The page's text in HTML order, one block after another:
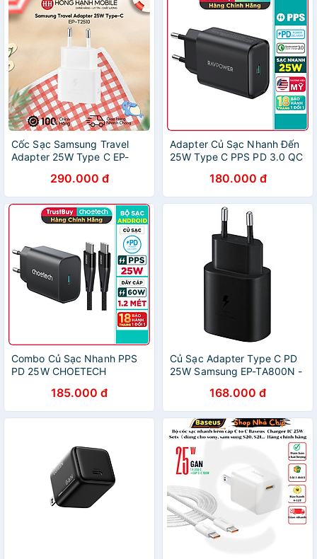
Cốc Sạc Samsung Travel
Adapter 25W Type C EP-
290.000 đ
Adapter Củ Sạc Nhanh Đến
25W Type C PPS PD 3.0 QC
Dành Cho Điện Thoại
Samsung, iPhone, iPad -
Hàng Chính Hãng
180.000 đ
Combo Củ Sạc Nhanh PPS
PD 25W CHOETECH
60W Dài 1.2m XCC-1003
Cho Điện Thoại Samsung,
Oppo, Vivo, Xiaomi - Hàng
185.000 đ
Củ Sạc Adapter Type C PD
25W Samsung EP-TA800N -
Chính Hãng168.000 đ